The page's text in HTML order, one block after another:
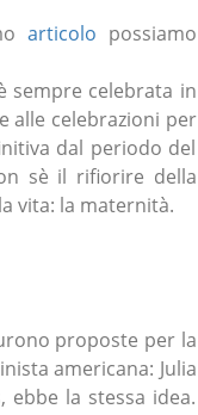
articolo possiamo
sempre celebrata in
alle celebrazioni per
dal periodo del
sè il rifiorire della
vita: la maternità.
proposte per la
americana: Julia
ebbe la stessa idea.